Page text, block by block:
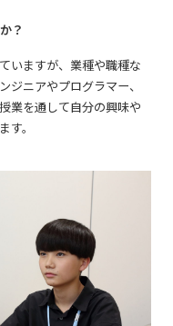
？
いますが、業種や職種な
ジニアやプログラマー、
業を通して自分の興味や
。